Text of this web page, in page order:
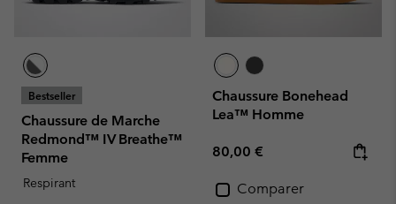
Bestseller
Chaussure de Marche
Redmond™ IV Breathe™
Femme
Respirant
Chaussure Bonehead
Lea™ Homme
Regular price:
80,00 €
Comparer